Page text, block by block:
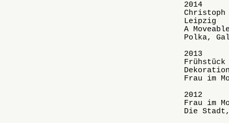
2014
Leipzig
A
Polka,
2013
Frau im
2012
Frau im
Die